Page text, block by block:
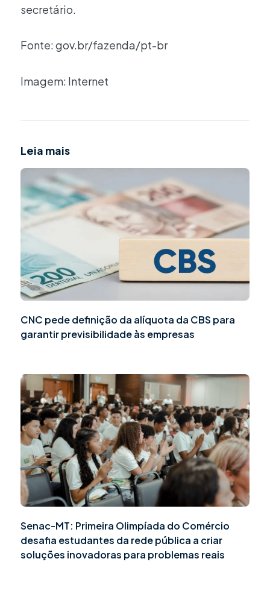
secretário.
Fonte: gov.br/fazenda/pt-br
Imagem: Internet
Leia mais
CNC pede definição da alíquota da CBS para
garantir previsibilidade às empresas
Senac-MT: Primeira Olimpíada do Comércio
desafia estudantes da rede pública a criar
soluções inovadoras para problemas reais